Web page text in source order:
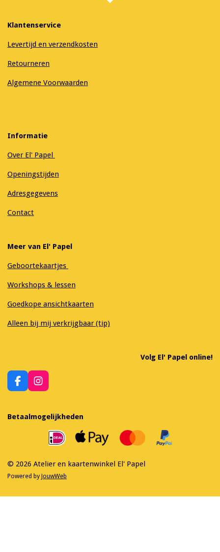
Klantenservice
Levertijd en verzendkosten
Retourneren
Algemene Voorwaarden
Informatie
Over El' Papel
Openingstijden
Adresgegevens
Contact
Meer van El' Papel
Geboortekaartjes
Workshops & lessen
Goedkope ansichtkaarten
Alleen bij mij verkrijgbaar (tip)
Volg El' Papel online!
F
a
e
b
I
n
a
m
Betaalmogelijkheden
© 2026 Atelier en kaartenwinkel El' Papel
Powered by JouwWeb